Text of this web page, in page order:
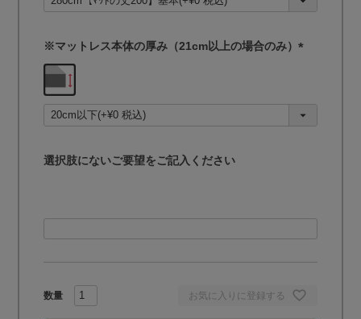
お気に入りに登録する
)
※マットレス本体の厚み（21cm以上の場合のみ）
須
)
選択肢にないご要望をご記入ください